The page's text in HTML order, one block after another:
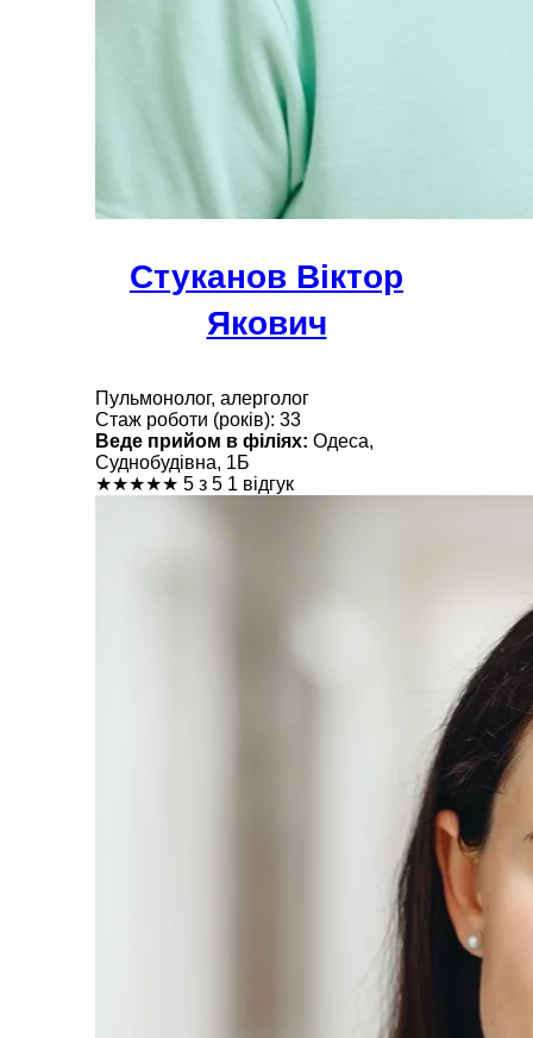
Стуканов Віктор
Якович
Пульмонолог, алерголог
Стаж роботи (років): 33
Веде прийом в філіях: Одеса,
Суднобудівна, 1Б
★★★★★ 5 з 5 1 відгук